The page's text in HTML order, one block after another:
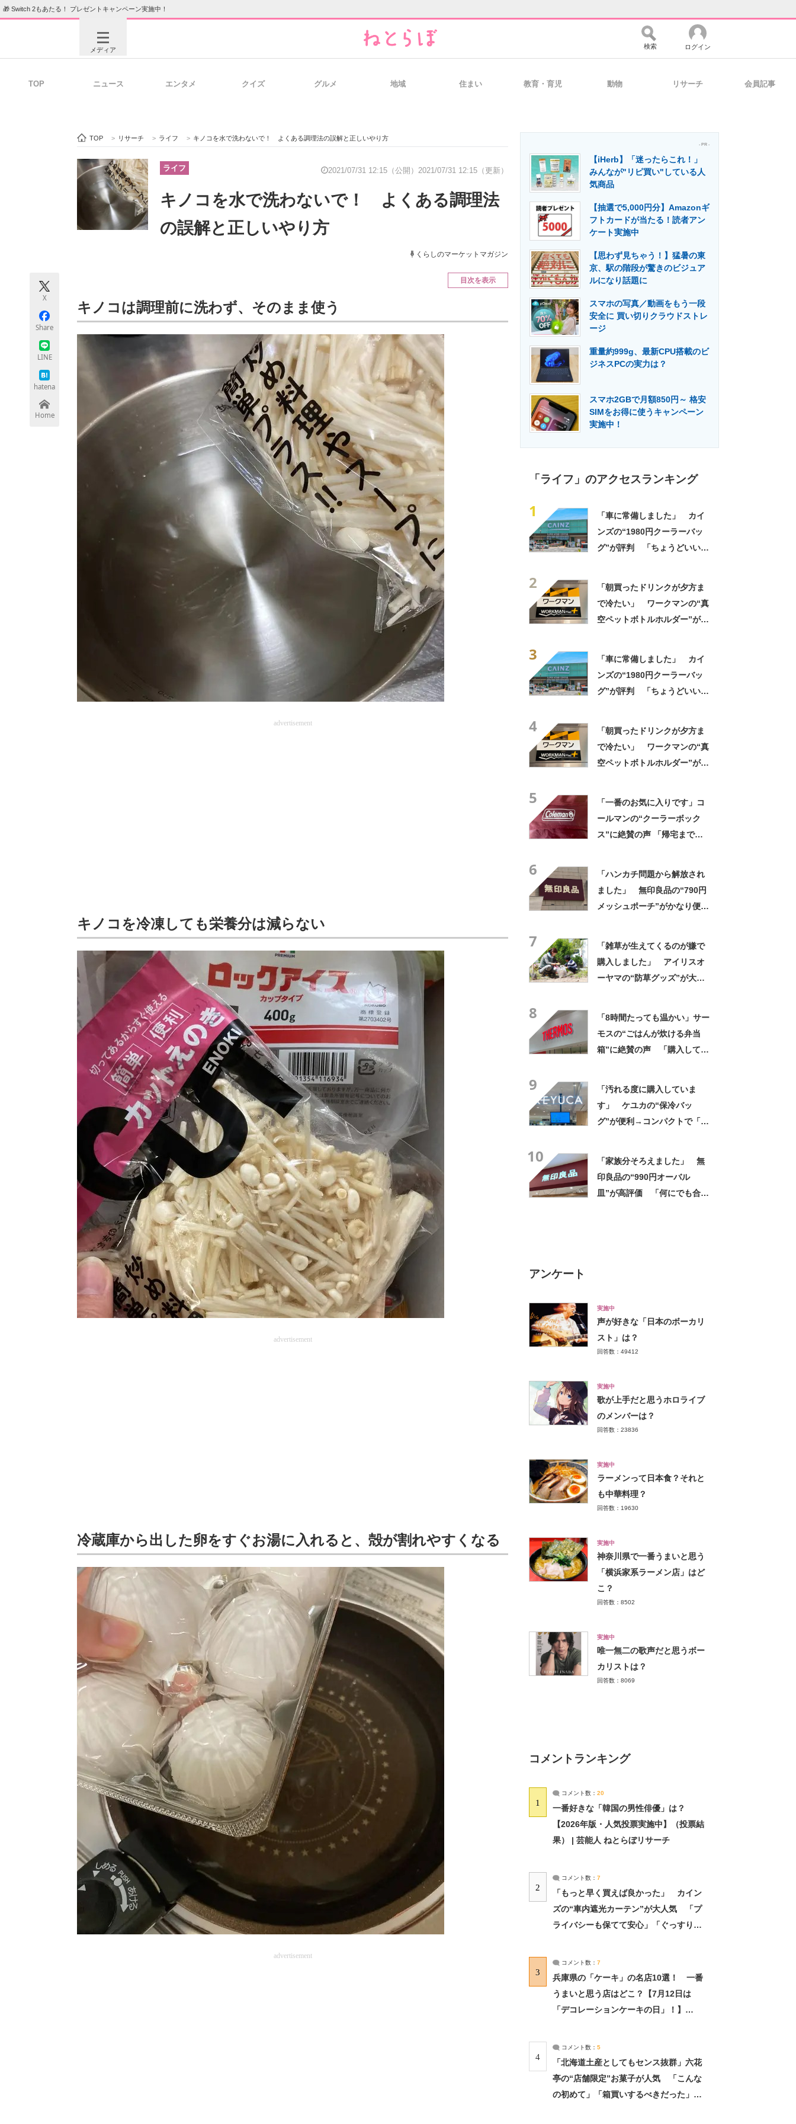
🎁 Switch 2もあたる！ プレゼントキャンペーン実施中！
メディア
ビジネスと働き方のヒント 経営リーダーのコミュニティ マーケ×ITの今がよく分かる
ITエンジニア向け専門サイト 製造業のIT導入・活用を支援
エネルギーの専門メディア 建設×テクノロジーの最前線
検索 ログイン
TOP ニュース エンタメ クイズ グルメ 地域 住まい 教育・育児 動物 リサーチ 会員記事
TOP > リサーチ > ライフ > キノコを水で洗わないで！ よくある調理法の誤解と正しいやり方
ライフ 2021/07/31 12:15（公開） 2021/07/31 12:15（更新）
キノコを水で洗わないで！ よくある調理法
の誤解と正しいやり方
くらしのマーケットマガジン
X
Share
LINE
hatena
Home
目次を表示
キノコは調理前に洗わず、そのまま使う
advertisement
キノコを冷凍しても栄養分は減らない
advertisement
冷蔵庫から出した卵をすぐお湯に入れると、殻が割れやすくなる
advertisement
- PR -
【iHerb】「迷ったらこれ！」
みんなが"リピ買い"している人
気商品
【抽選で5,000円分】Amazonギ
フトカードが当たる！読者アン
ケート実施中
【思わず見ちゃう！】猛暑の東
京、駅の階段が驚きのビジュア
ルになり話題に
スマホの写真／動画をもう一段
安全に 買い切りクラウドストレ
ージ
重量約999g、最新CPU搭載のビ
ジネスPCの実力は？
スマホ2GBで月額850円～ 格安
SIMをお得に使うキャンペーン
実施中！
「ライフ」のアクセスランキング
1
「車に常備しました」 カイ
ンズの“1980円クーラーバッ
グ”が評判 「ちょうどいい大
2
「朝買ったドリンクが夕方ま
で冷たい」 ワークマンの“真
空ペットボトルホルダー”が大
3
「車に常備しました」 カイ
ンズの“1980円クーラーバッ
グ”が評判 「ちょうどいい大
4
「朝買ったドリンクが夕方ま
で冷たい」 ワークマンの“真
空ペットボトルホルダー”が大
5
「一番のお気に入りです」コ
ールマンの“クーラーボック
ス”に絶賛の声 「帰宅まで冷
6
「ハンカチ問題から解放され
ました」 無印良品の“790円
メッシュポーチ”がかなり便
7
「雑草が生えてくるのが嫌で
購入しました」 アイリスオ
ーヤマの“防草グッズ”が大人
8
「8時間たっても温かい」サー
モスの“ごはんが炊ける弁当
箱”に絶賛の声 「購入して大
9
「汚れる度に購入していま
す」 ケユカの“保冷バッ
グ”が便利→コンパクトで「ち
10
「家族分そろえました」 無
印良品の“990円オーバル
皿”が高評価 「何にでも合
アンケート
実施中
声が好きな「日本のボーカリ
スト」は？
回答数：49412
実施中
歌が上手だと思うホロライブ
のメンバーは？
回答数：23836
実施中
ラーメンって日本食？それと
も中華料理？
回答数：19630
実施中
神奈川県で一番うまいと思う
「横浜家系ラーメン店」はど
こ？
回答数：8502
実施中
唯一無二の歌声だと思うボー
カリストは？
回答数：8069
コメントランキング
1
コメント数： 20
一番好きな「韓国の男性俳優」は？
【2026年版・人気投票実施中】（投票結
果） | 芸能人 ねとらぼリサーチ
2
コメント数： 7
「もっと早く買えば良かった」 カイン
ズの“車内遮光カーテン”が大人気 「プ
ライバシーも保てて安心」「ぐっすり眠
3
コメント数： 7
兵庫県の「ケーキ」の名店10選！ 一番
うまいと思う店はどこ？【7月12日は
「デコレーションケーキの日」！】
4
コメント数： 5
「北海道土産としてもセンス抜群」六花
亭の“店舗限定”お菓子が人気 「こんな
の初めて」「箱買いするべきだった」